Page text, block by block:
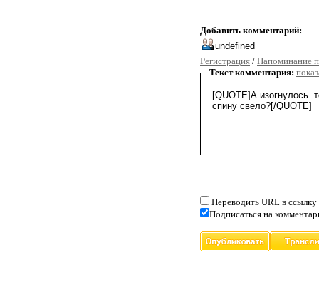
Добавить комментарий:
Регистрация / Напоминание
Текст комментария:
Переводить URL в ссылку
Подписаться на